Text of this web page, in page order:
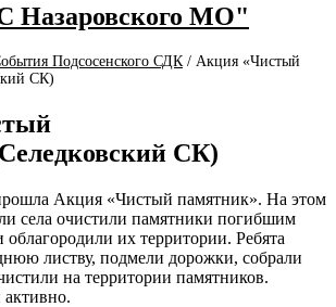
МО"
Подсосенского СДК / Акция «Чистый
СК)
СК)
Акция «Чистый памятник». На этом
села очистили памятники погибшим
их территории. Ребята
листву, подмели дорожки, собрали
на территории памятников.